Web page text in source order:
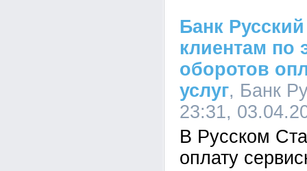
Банк
клиентам по
оборотов
услуг, Банк
23:31,
В Русском
оплату